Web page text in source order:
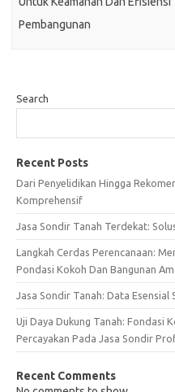
Pembangunan
Search
Recent Posts
Dari Penyelidikan Hingga
Komprehensif
Jasa Sondir Tanah Terdekat:
Langkah Cerdas Perencanaan:
Pondasi Kokoh Dan Bangunan
Jasa Sondir Tanah: Data
Uji Daya Dukung Tanah: Fondasi
Percayakan Pada Jasa Sondir
Recent Comments